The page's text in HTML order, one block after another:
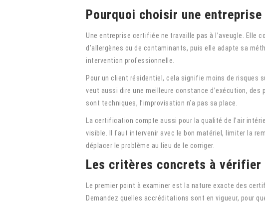
Pourquoi choisir une
Une entreprise certifiée ne travaille pas à l’aveugle. Elle
d’allergènes ou de contaminants, puis elle adapte sa
intervention professionnelle.
Pour un client résidentiel, cela signifie moins de risques
veut aussi dire une meilleure constance d’exécution,
sont techniques, l’improvisation n’a pas sa place.
La certification compte aussi pour la qualité de l’air
visible. Il faut intervenir avec le bon matériel, limiter la
déplacer le problème au lieu de le corriger.
Les critères concrets à vérifier
Le premier point à examiner est la nature exacte des
Demandez quelles accréditations sont en vigueur, pour